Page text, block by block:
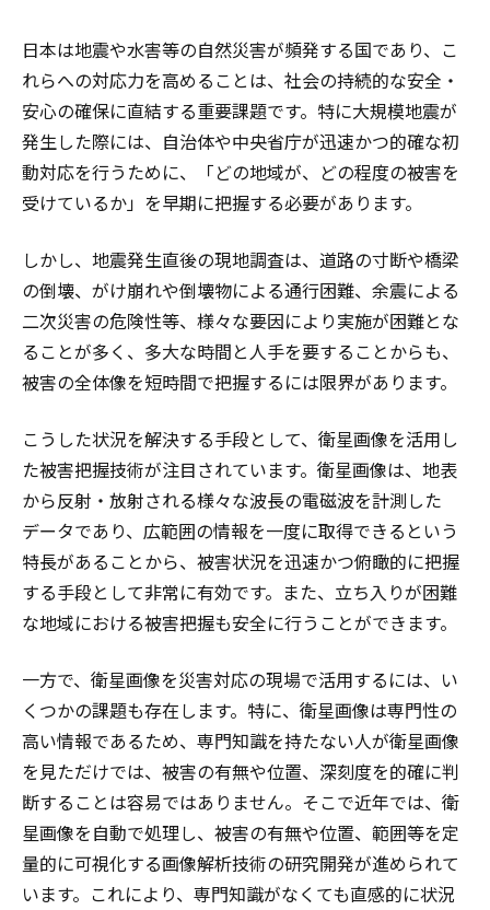
日本は地震や水害等の自然災害が頻発する国であり、こ
れらへの対応力を高めることは、社会の持続的な安全・
安心の確保に直結する重要課題です。特に大規模地震が
発生した際には、自治体や中央省庁が迅速かつ的確な初
動対応を行うために、「どの地域が、どの程度の被害を
受けているか」を早期に把握する必要があります。
しかし、地震発生直後の現地調査は、道路の寸断や橋梁
の倒壊、がけ崩れや倒壊物による通行困難、余震による
二次災害の危険性等、様々な要因により実施が困難とな
ることが多く、多大な時間と人手を要することからも、
被害の全体像を短時間で把握するには限界があります。
こうした状況を解決する手段として、衛星画像を活用し
た被害把握技術が注目されています。衛星画像は、地表
から反射・放射される様々な波長の電磁波を計測した
データであり、広範囲の情報を一度に取得できるという
特長があることから、被害状況を迅速かつ俯瞰的に把握
する手段として非常に有効です。また、立ち入りが困難
な地域における被害把握も安全に行うことができます。
一方で、衛星画像を災害対応の現場で活用するには、い
くつかの課題も存在します。特に、衛星画像は専門性の
高い情報であるため、専門知識を持たない人が衛星画像
を見ただけでは、被害の有無や位置、深刻度を的確に判
断することは容易ではありません。そこで近年では、衛
星画像を自動で処理し、被害の有無や位置、範囲等を定
量的に可視化する画像解析技術の研究開発が進められて
います。これにより、専門知識がなくても直感的に状況